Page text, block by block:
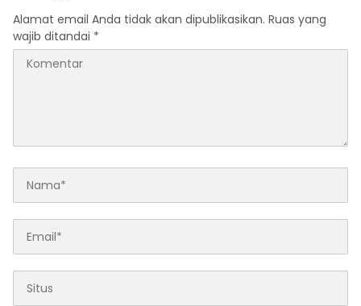
Alamat email Anda tidak akan dipublikasikan. Ruas yang
wajib ditandai *